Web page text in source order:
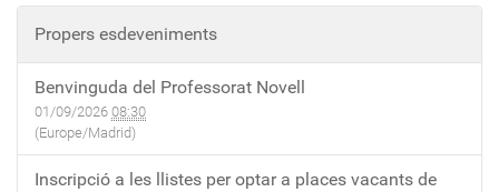
Propers esdeveniments
Benvinguda del Professorat Novell
01/09/2026 08:30
(Europe/Madrid)
Inscripció a les llistes per optar a places vacants de